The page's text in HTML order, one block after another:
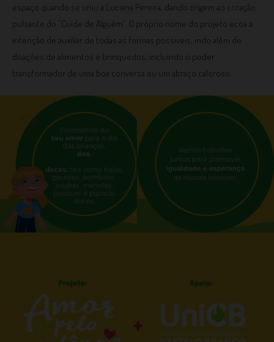
espaço quando se uniu a Luciana Pereira, dando origem ao coração
pulsante do “Cuide de Alguém”. O próprio nome do projeto ecoa a
intenção de auxiliar de todas as formas possíveis, indo além de
doações de alimentos e brinquedos, incluindo o poder
transformador de uma boa conversa ou um abraço caloroso.